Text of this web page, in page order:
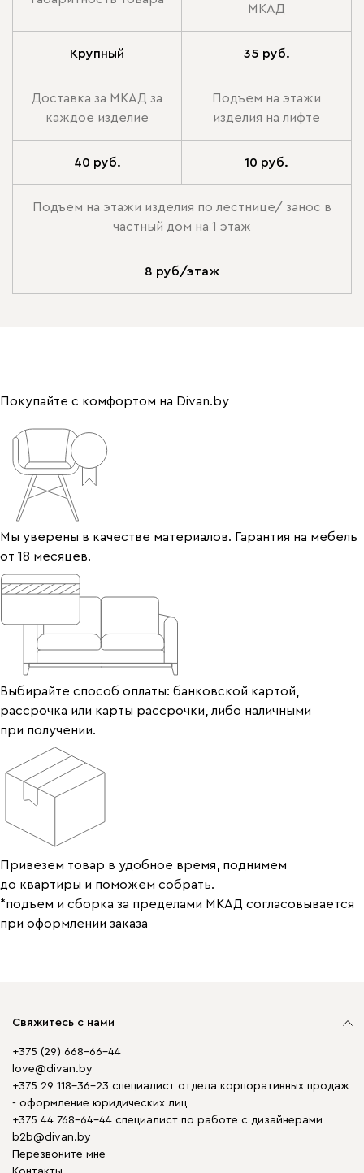
МКАД
Крупный 35 руб.
Доставка за МКАД за
каждое изделие
Подъем на этажи
изделия на лифте
40 руб. 10 руб.
Подъем на этажи изделия по лестнице/ занос в
частный дом на 1 этаж
8 руб/этаж
Покупайте с комфортом на Divan.by
Мы уверены в качестве материалов. Гарантия на мебель
от 18 месяцев.
Выбирайте способ оплаты: банковской картой,
рассрочка или карты рассрочки, либо наличными
при получении.
Привезем товар в удобное время, поднимем
до квартиры и поможем собрать.
*подъем и сборка за пределами МКАД согласовывается
при оформлении заказа
Свяжитесь с нами
+375 (29) 668-66-44
love@divan.by
+375 29 118-36-23 специалист отдела корпоративных продаж
- оформление юридических лиц
+375 44 768-64-44 специалист по работе с дизайнерами
b2b@divan.by
Перезвоните мне